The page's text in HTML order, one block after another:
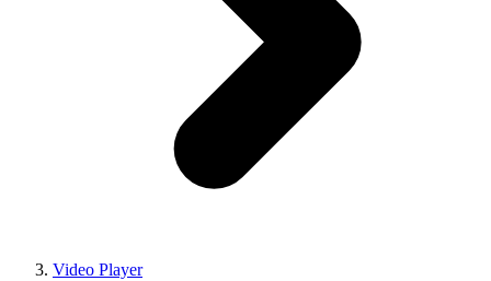
Video Player